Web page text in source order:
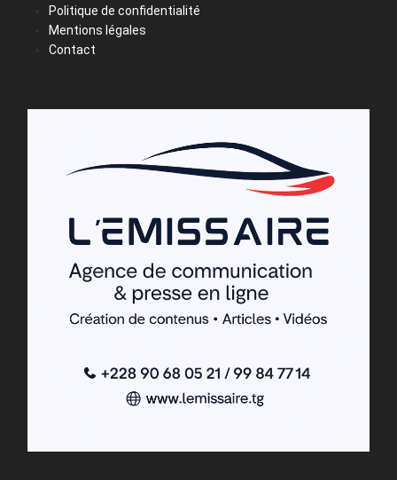
Politique de confidentialité
Mentions légales
Contact